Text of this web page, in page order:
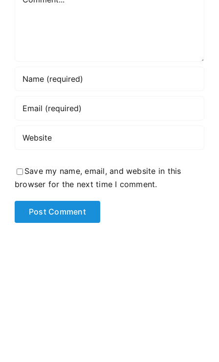
Save my name, email, and website in this
browser for the next time I comment.